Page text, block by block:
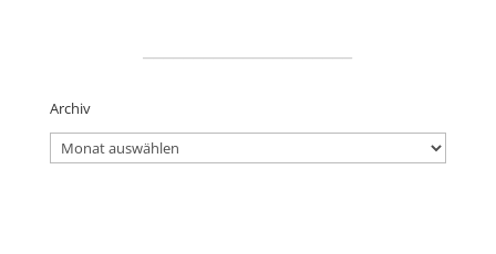
Archiv
Archiv